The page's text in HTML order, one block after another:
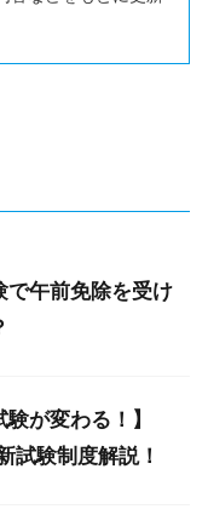
で午前免除を受け
が変わる！】
験制度解説！